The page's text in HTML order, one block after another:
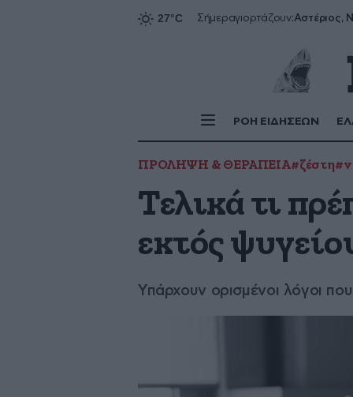
Σήμεραγιορτάζουν:Αστέριος,
ΡΟΗ ΕΙΔΗΣΕΩΝ
ΠΡΟΛΗΨΗ & ΘΕΡΑΠΕΙΑ#ζέστη
Τελικά τι
εκτός
Υπάρχουν ορισμένοι λόγοι